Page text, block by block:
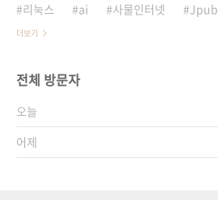
리눅스
ai 사물인터넷 Jpub
더보기
전체 방문자
오늘
어제